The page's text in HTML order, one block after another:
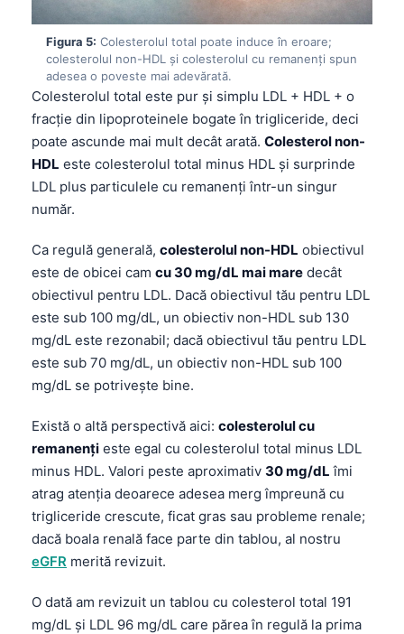
Figura 5: Colesterolul total poate induce în eroare;
colesterolul non-HDL și colesterolul cu remanenți spun
adesea o poveste mai adevărată.
Colesterolul total este pur și simplu LDL + HDL + o
fracție din lipoproteinele bogate în trigliceride, deci
poate ascunde mai mult decât arată. Colesterol non-
HDL este colesterolul total minus HDL și surprinde
LDL plus particulele cu remanenți într-un singur
număr.
Ca regulă generală, colesterolul non-HDL obiectivul
este de obicei cam cu 30 mg/dL mai mare decât
obiectivul pentru LDL. Dacă obiectivul tău pentru LDL
este sub 100 mg/dL, un obiectiv non-HDL sub 130
mg/dL este rezonabil; dacă obiectivul tău pentru LDL
este sub 70 mg/dL, un obiectiv non-HDL sub 100
mg/dL se potrivește bine.
Există o altă perspectivă aici: colesterolul cu
remanenți este egal cu colesterolul total minus LDL
minus HDL. Valori peste aproximativ 30 mg/dL îmi
atrag atenția deoarece adesea merg împreună cu
trigliceride crescute, ficat gras sau probleme renale;
dacă boala renală face parte din tablou, al nostru
eGFR merită revizuit.
O dată am revizuit un tablou cu colesterol total 191
mg/dL și LDL 96 mg/dL care părea în regulă la prima
Hrvatski
كوردی‎
سنڌي
සිංහල
Latviešu valoda
Македонски јазик
Euskara
Gàidhlig
Occitan
Монгол
ພາສາລາວ
Basa Jawa
Cebuano
ئۇيغۇرچە
Кыргызча